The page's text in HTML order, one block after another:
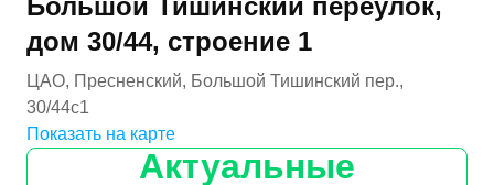
Большой Тишинский переулок,
дом 30/44, строение 1
ЦАО, Пресненский, Большой Тишинский пер.,
30/44с1
Показать на карте
Актуальные